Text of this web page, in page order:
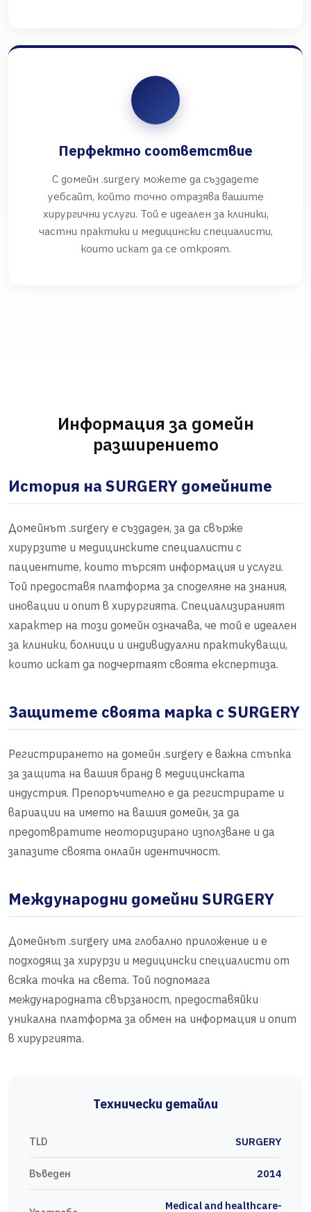
Перфектно соответствие
С домейн .surgery можете да създадете
уебсайт, който точно отразява вашите
хирургични услуги. Той е идеален за клиники,
частни практики и медицински специалисти,
които искат да се откроят.
Информация за домейн
разширението
История на SURGERY домейните
Домейнът .surgery е създаден, за да свърже
хирурзите и медицинските специалисти с
пациентите, които търсят информация и услуги.
Той предоставя платформа за споделяне на знания,
иновации и опит в хирургията. Специализираният
характер на този домейн означава, че той е идеален
за клиники, болници и индивидуални практикуващи,
които искат да подчертаят своята експертиза.
Защитете своята марка с SURGERY
Регистрирането на домейн .surgery е важна стъпка
за защита на вашия бранд в медицинската
индустрия. Препоръчително е да регистрирате и
вариации на името на вашия домейн, за да
предотвратите неоторизирано използване и да
запазите своята онлайн идентичност.
Международни домейни SURGERY
Домейнът .surgery има глобално приложение и е
подходящ за хирурзи и медицински специалисти от
всяка точка на света. Той подпомага
международната свързаност, предоставяйки
уникална платформа за обмен на информация и опит
в хирургията.
Технически детайли
TLD SURGERY
Въведен 2014
Medical and healthcare-